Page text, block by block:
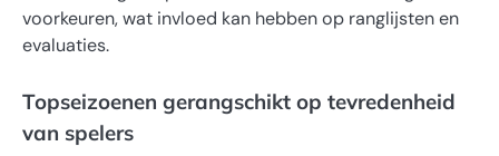
voorkeuren, wat invloed kan hebben op ranglijsten en
evaluaties.
Topseizoenen gerangschikt op tevredenheid
van spelers